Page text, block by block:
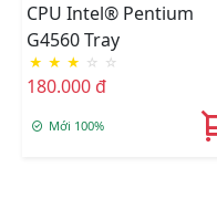
CPU Intel® Pentium
G4560 Tray
★ ★ ★ ☆ ☆
180.000 đ
Mới 100%